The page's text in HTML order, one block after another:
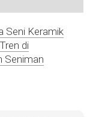
Seni Keramik
di
Seniman